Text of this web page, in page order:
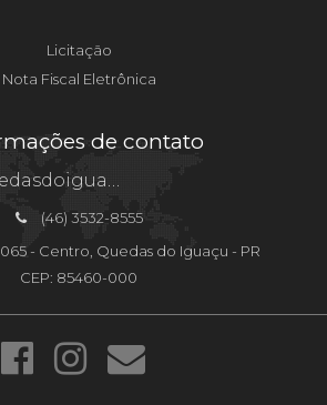
Licitação
Nota Fiscal Eletrônica
de contato
(46) 3532-8555
- Centro, Quedas do Iguaçu - PR
CEP: 85460-000